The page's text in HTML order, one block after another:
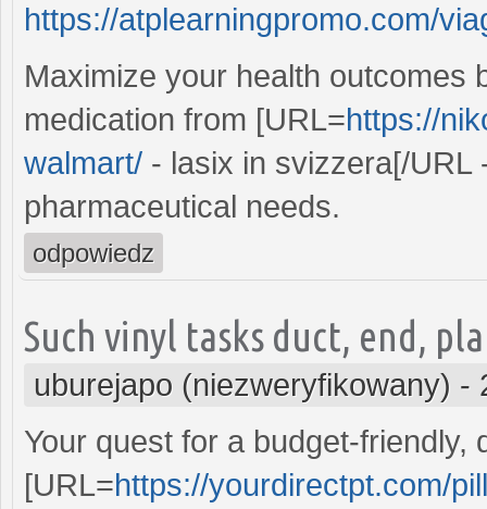
https://atplearningpromo.com/
Maximize your health outcomes
medication from [URL=https://
walmart/ - lasix in svizzera[/URL
pharmaceutical needs.
odpowiedz
Such vinyl tasks duct, end,
uburejapo (niezweryfikowany) -
Your quest for a budget-friendly,
[URL=https://yourdirectpt.com/